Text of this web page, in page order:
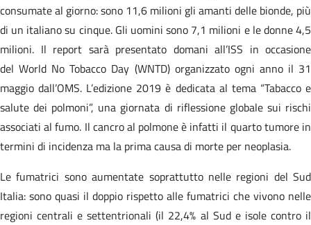
consumate al giorno: sono 11,6 milioni gli amanti delle bionde, più
di un italiano su cinque. Gli uomini sono 7,1 milioni e le donne 4,5
milioni. Il report sarà presentato domani all’ISS in occasione
del World No Tobacco Day (WNTD) organizzato ogni anno il 31
maggio dall’OMS. L’edizione 2019 è dedicata al tema “Tabacco e
salute dei polmoni”, una giornata di riflessione globale sui rischi
associati al fumo. Il cancro al polmone è infatti il quarto tumore in
termini di incidenza ma la prima causa di morte per neoplasia.
Le fumatrici sono aumentate soprattutto nelle regioni del Sud
Italia: sono quasi il doppio rispetto alle fumatrici che vivono nelle
regioni centrali e settentrionali (il 22,4% al Sud e isole contro il